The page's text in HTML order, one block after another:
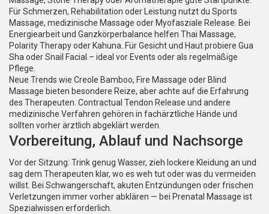
Für Schmerzen, Rehabilitation oder Leistung nutzt du Sports
Massage, medizinische Massage oder Myofasziale Release. Bei
Energiearbeit und Ganzkörperbalance helfen Thai Massage,
Polarity Therapy oder Kahuna. Für Gesicht und Haut probiere Gua
Sha oder Snail Facial – ideal vor Events oder als regelmäßige
Pflege.
Neue Trends wie Creole Bamboo, Fire Massage oder Blind
Massage bieten besondere Reize, aber achte auf die Erfahrung
des Therapeuten. Contractual Tendon Release und andere
medizinische Verfahren gehören in fachärztliche Hände und
sollten vorher ärztlich abgeklärt werden.
Vorbereitung, Ablauf und Nachsorge
Vor der Sitzung: Trink genug Wasser, zieh lockere Kleidung an und
sag dem Therapeuten klar, wo es weh tut oder was du vermeiden
willst. Bei Schwangerschaft, akuten Entzündungen oder frischen
Verletzungen immer vorher abklären — bei Prenatal Massage ist
Spezialwissen erforderlich.